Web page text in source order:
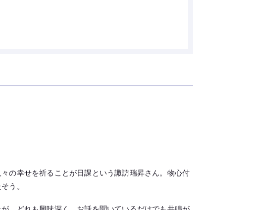
の幸せを祈ることが日課という諏訪瑞昇さん。物心付
う。